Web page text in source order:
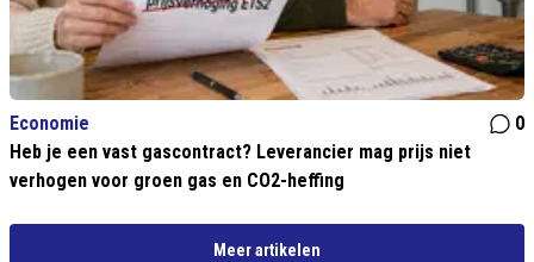
Economie
0
Heb je een vast gascontract? Leverancier mag prijs niet
verhogen voor groen gas en CO2-heffing
Meer artikelen